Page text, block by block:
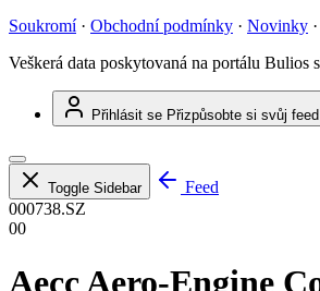
Soukromí · Obchodní podmínky · Novinky ·
Veškerá data poskytovaná na portálu
Přihlásit se Přizpůsobte si svůj feed
Toggle Sidebar
Feed
000738.SZ
00
Aecc Aero-Engine